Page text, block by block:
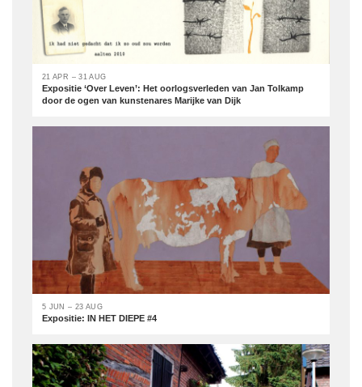
21 APR – 31 AUG
Expositie ‘Over Leven’: Het oorlogsverleden van Jan Tolkamp
door de ogen van kunstenares Marijke van Dijk
5 JUN – 23 AUG
Expositie: IN HET DIEPE #4